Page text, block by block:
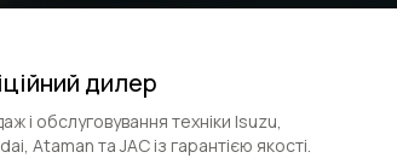
дилер
і обслуговування техніки Isuzu,
Ataman та JAC із гарантією якості.